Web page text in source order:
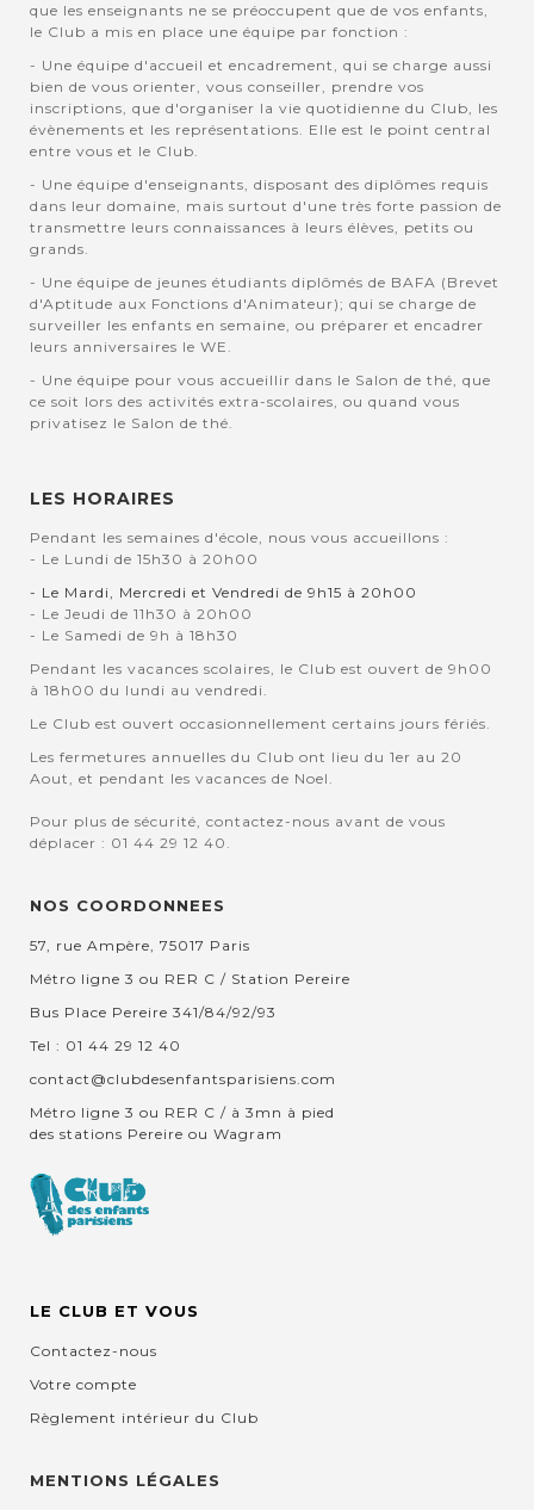
que les enseignants ne se préoccupent que de vos enfants,
le Club a mis en place une équipe par fonction :
- Une équipe d'accueil et encadrement, qui se charge aussi
bien de vous orienter, vous conseiller, prendre vos
inscriptions, que d'organiser la vie quotidienne du Club, les
évènements et les représentations. Elle est le point central
entre vous et le Club.
- Une équipe d'enseignants, disposant des diplômes requis
dans leur domaine, mais surtout d'une très forte passion de
transmettre leurs connaissances à leurs élèves, petits ou
grands.
- Une équipe de jeunes étudiants diplômés de BAFA (Brevet
d'Aptitude aux Fonctions d'Animateur); qui se charge de
surveiller les enfants en semaine, ou préparer et encadrer
leurs anniversaires le WE.
- Une équipe pour vous accueillir dans le Salon de thé, que
ce soit lors des activités extra-scolaires, ou quand vous
privatisez le Salon de thé.
LES HORAIRES
Pendant les semaines d'école, nous vous accueillons :
- Le Lundi de 15h30 à 20h00
- Le Mardi, Mercredi et Vendredi de 9h15 à 20h00
- Le Jeudi de 11h30 à 20h00
- Le Samedi de 9h à 18h30
Pendant les vacances scolaires, le Club est ouvert de 9h00
à 18h00 du lundi au vendredi.
Le Club est ouvert occasionnellement certains jours fériés.
Les fermetures annuelles du Club ont lieu du 1er au 20
Aout, et pendant les vacances de Noel.
Pour plus de sécurité, contactez-nous avant de vous
déplacer : 01 44 29 12 40.
NOS COORDONNEES
57, rue Ampère, 75017 Paris
Métro ligne 3 ou RER C / Station Pereire
Bus Place Pereire 341/84/92/93
Tel : 01 44 29 12 40
contact@clubdesenfantsparisiens.com
Métro ligne 3 ou RER C / à 3mn à pied
des stations Pereire ou Wagram
LE CLUB ET VOUS
Contactez-nous
Votre compte
Règlement intérieur du Club
MENTIONS LÉGALES